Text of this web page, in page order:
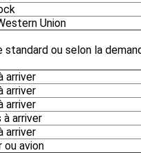
Union
standard ou selon la
arriver
arriver
arriver
à arriver
arriver
ou avion